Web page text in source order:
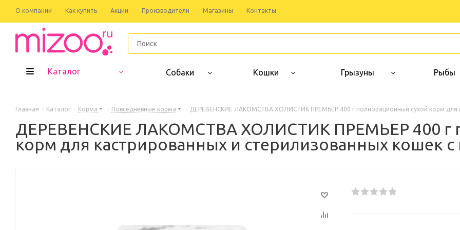
О компании Как купить Акции Производители Магазины Контакты
Каталог Собаки Кошки Грызуны Рыбы
Главная - Каталог - Корма - Повседневные корма - ДЕРЕВЕНСКИЕ ЛАКОМСТВА ХОЛИСТИК ПРЕМЬЕР 400 г полнорационный сухой корм для
ДЕРЕВЕНСКИЕ ЛАКОМСТВА ХОЛИСТИК ПРЕМЬЕР 400 г
корм для кастрированных и стерилизованных кошек с